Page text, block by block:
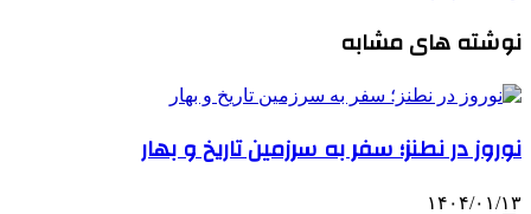
نوشته های مشابه
نوروز در نطنز؛ سفر به سرزمین تاریخ و بهار
۱۴۰۴/۰۱/۱۳